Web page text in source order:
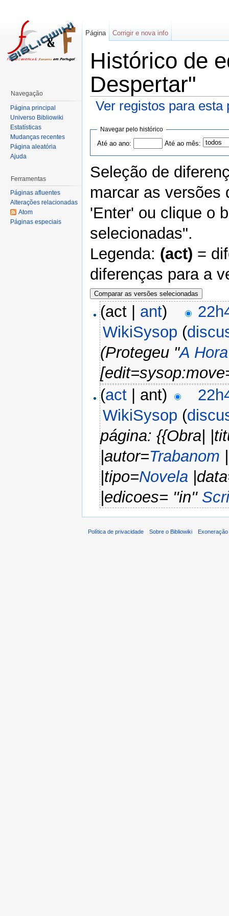
Histórico de
Despertar"
Ver registos para esta
Navegar pelo histórico
Até ao ano: Até ao mês:
Seleção de
marcar as versões
'Enter' ou clique o
selecionadas".
Legenda: (act) =
diferenças para a
(act | ant)
WikiSysop (
(Protegeu "A
(act | ant)
WikiSysop (
página: {{Obra|
|autor=Trabanom
|tipo=Novela
|edicoes= ''in''
Página Corrigir e nova info
Navegação
Página principal
Universo Bibliowiki
Estatísticas
Mudanças recentes
Página aleatória
Ajuda
Ferramentas
Páginas afluentes
Alterações relacionadas
Atom
Páginas especiais
Política de privacidade Sobre o Bibliowiki